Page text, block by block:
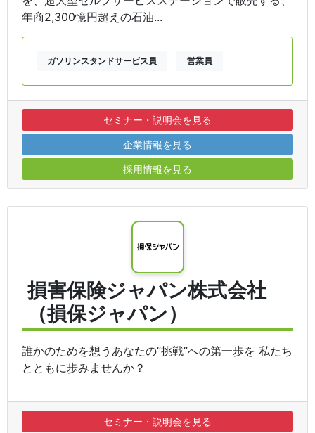
年商2,300憶円超えの石油...
ガソリンスタンドサービス員 営業員
セミナー・説明会を見る
企業情報を見る
採用情報を見る
損害保険ジャパン株式会社
（損保ジャパン）
誰かのためを想うあなたの”挑戦”への第一歩を 私たち
とともに歩みませんか？
セミナー・説明会を見る